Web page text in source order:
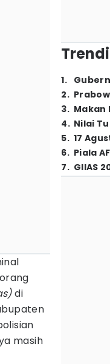
di
masih
1.
2.
3. Makan
4. Nilai
5. 17
6. Piala
7. GIIAS